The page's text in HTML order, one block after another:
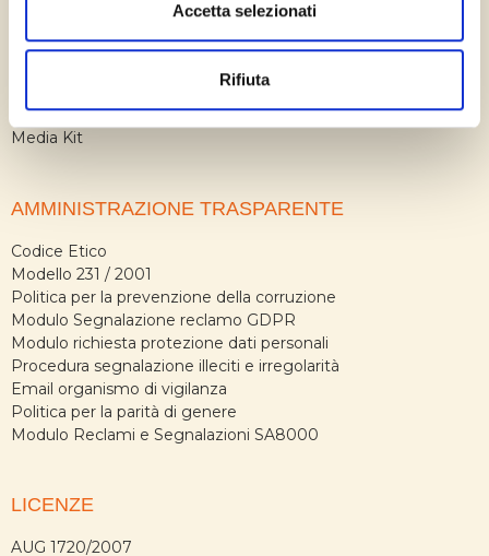
Accetta selezionati
Rifiuta
Carta dei servizi
MO Firma Elettronica Qualificata
Media Kit
AMMINISTRAZIONE TRASPARENTE
Codice Etico
Modello 231 / 2001
Politica per la prevenzione della corruzione
Modulo Segnalazione reclamo GDPR
Modulo richiesta protezione dati personali
Procedura segnalazione illeciti e irregolarità
Email organismo di vigilanza
Politica per la parità di genere
Modulo Reclami e Segnalazioni SA8000
LICENZE
AUG 1720/2007